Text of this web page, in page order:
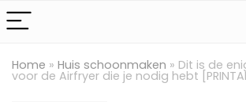
Home » Huis schoonmaken » Dit is de
voor de Airfryer die je nodig hebt